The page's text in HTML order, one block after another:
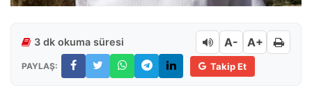
3 dk okuma süresi A- A+
PAYLAŞ: Takip Et